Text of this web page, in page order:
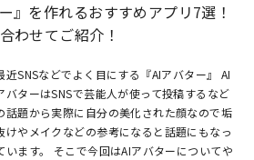
』を作れるおすすめアプリ7選！
わせてご紹介！
近SNSなどでよく目にする『AIアバター』 AI
バターはSNSで芸能人が使って投稿するなど
話題から実際に自分の美化された顔なので垢
けやメイクなどの参考になると話題にもなっ
います。 そこで今回はAIアバターについてや